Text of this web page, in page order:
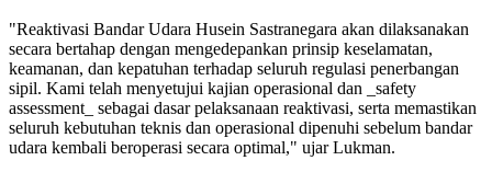
"Reaktivasi Bandar Udara Husein Sastranegara akan dilaksanakan
secara bertahap dengan mengedepankan prinsip keselamatan,
keamanan, dan kepatuhan terhadap seluruh regulasi penerbangan
sipil. Kami telah menyetujui kajian operasional dan _safety
assessment_ sebagai dasar pelaksanaan reaktivasi, serta memastikan
seluruh kebutuhan teknis dan operasional dipenuhi sebelum bandar
udara kembali beroperasi secara optimal," ujar Lukman.